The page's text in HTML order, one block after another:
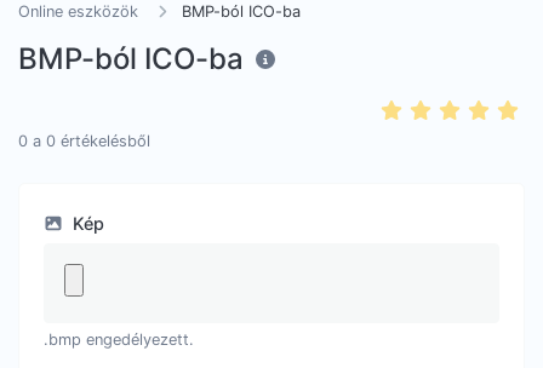
Online eszközök BMP-ból ICO-ba
BMP-ból ICO-ba
0 a 0 értékelésből
Kép
.bmp engedélyezett.